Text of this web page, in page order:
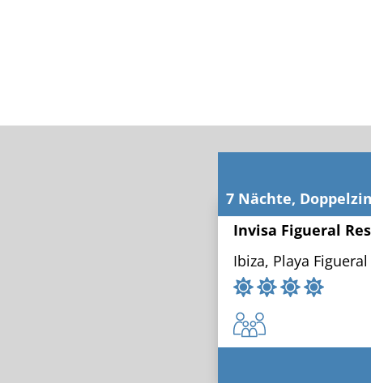
7 Nächte,
Invisa Figueral
Ibiza, Playa Figueral